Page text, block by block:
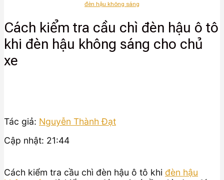
đèn hậu không sáng
Cách kiểm tra cầu chì đèn hậu ô tô
khi đèn hậu không sáng cho chủ
xe
Tác giả: Nguyễn Thành Đạt
Cập nhật: 21:44
Cách kiểm tra cầu chì đèn hậu ô tô khi đèn hậu